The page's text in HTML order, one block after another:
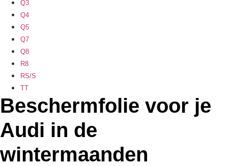
Q3
Q4
Q5
Q7
Q8
R8
RS/S
TT
Beschermfolie voor je
Audi in de
wintermaanden